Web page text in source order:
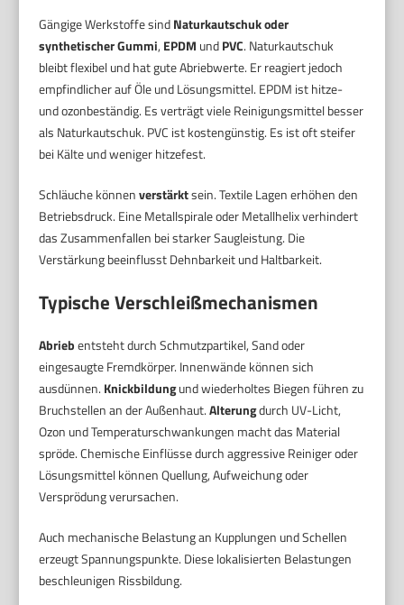
Gängige Werkstoffe sindNaturkautschuk oder
synthetischer Gummi, EPDM undPVC. Naturkautschuk
bleibt flexibel und hat gute Abriebwerte. Er reagiert jedoch
empfindlicher auf Öle und Lösungsmittel. EPDM ist hitze-
und ozonbeständig. Es verträgt viele Reinigungsmittel besser
als Naturkautschuk. PVC ist kostengünstig. Es ist oft steifer
bei Kälte und weniger hitzefest.
Schläuche könnenverstärktsein. Textile Lagen erhöhen den
Betriebsdruck. Eine Metallspirale oder Metallhelix verhindert
das Zusammenfallen bei starker Saugleistung. Die
Verstärkung beeinflusst Dehnbarkeit und Haltbarkeit.
Typische Verschleißmechanismen
Abriebentsteht durch Schmutzpartikel, Sand oder
eingesaugte Fremdkörper. Innenwände können sich
ausdünnen. Knickbildungund wiederholtes Biegen führen zu
Bruchstellen an der Außenhaut.Alterungdurch UV-Licht,
Ozon und Temperaturschwankungen macht das Material
spröde. Chemische Einflüsse durch aggressive Reiniger oder
Lösungsmittel können Quellung, Aufweichung oder
Versprödung verursachen.
Auch mechanische Belastung an Kupplungen und Schellen
erzeugt Spannungspunkte. Diese lokalisierten Belastungen
beschleunigen Rissbildung.